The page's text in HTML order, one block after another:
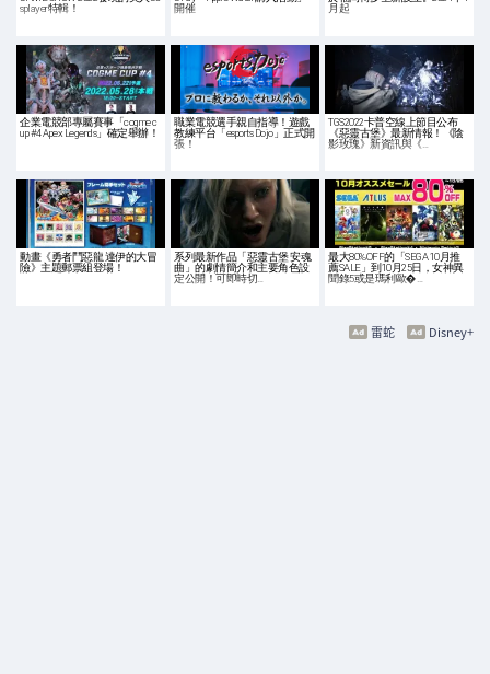
splayer特輯！
開催
月起
企業電競部專屬賽事「cogme c
up #4 Apex Legends」確定舉辦！
職業電競選手親自指導！遊戲
教練平台「esports Dojo」正式開
張！
TGS2022卡普空線上節目公布
《惡靈古堡》最新情報！《陰
影玫瑰》新資訊與《…
動畫《勇者鬥惡龍 達伊的大冒
險》主題郵票組登場！
系列最新作品「惡靈古堡 安魂
曲」的劇情簡介和主要角色設
定公開！可即時切…
最大80%OFF的「SEGA 10月推
薦SALE」到10月25日，女神異
聞錄5或是瑪利歐�…
Disney+
雷蛇